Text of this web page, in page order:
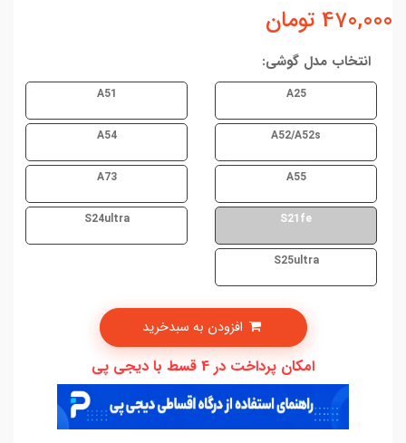
470,000 تومان
انتخاب مدل گوشی:
A25
A51
A52/A52s
A54
A55
A73
S21fe
S24ultra
S25ultra
امکان پرداخت در 4 قسط با دیجی پی